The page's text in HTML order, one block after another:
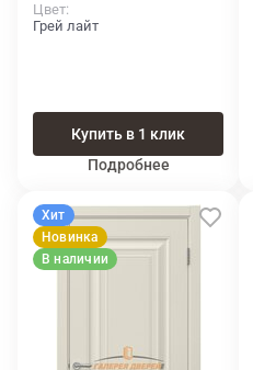
Цвет
Грей лайт
Купить в 1 клик
Подробнее
Хит
Новинка
В наличии